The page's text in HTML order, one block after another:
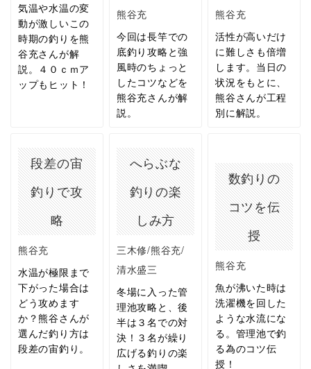
気温や水温の変
動が激しいこの
時期の釣りを熊
谷充さんが解
説。４０ｃｍア
ップもヒット！
熊谷充
今回は長竿での
底釣り攻略と強
風時のちょっと
したコツなどを
熊谷充さんが解
説。
熊谷充
活性が高いだけ
に難しさも倍増
します。当日の
状況をもとに、
熊谷さんが工程
別に解説。
段差の宙
釣りで攻
略
熊谷充
水温が極限まで
下がった場合は
どう攻めます
か？熊谷さんが
選んだ釣り方は
段差の宙釣り。
へらぶな
釣りの楽
しみ方
三木修/熊谷充/
清水盛三
冬場に入った管
理池攻略と、後
半は３名での対
決！３名が繰り
広げる釣りの楽
数釣りの
コツを伝
授
熊谷充
魚が沸いた時は
洗濯機を回した
ような水流にな
る。管理池で釣
る為のコツ伝
授！